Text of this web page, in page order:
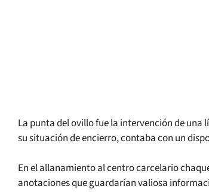
La punta del ovillo fue la intervención de una
su situación de encierro, contaba con un
En el allanamiento al centro carcelario
anotaciones que guardarían valiosa